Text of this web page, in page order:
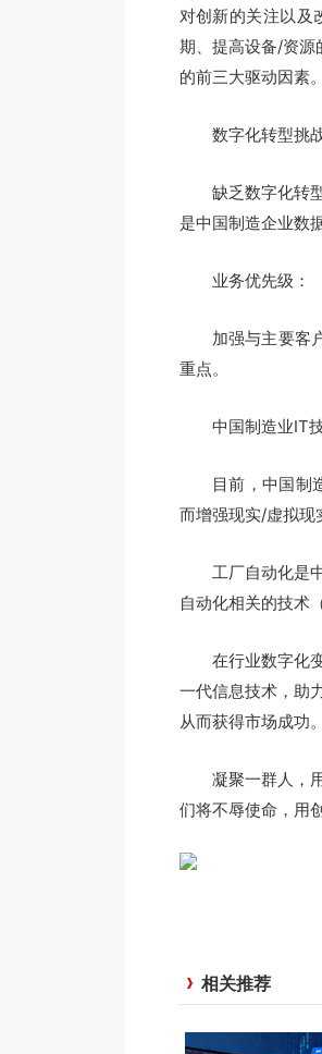
对创新的关注以及
期、提高设备/资源
的前三大驱动因素。
数字化转型挑战
缺乏数字化转型
是中国制造企业数
业务优先级：
加强与主要客户
重点。
中国制造业IT技
目前，中国制造
而增强现实/虚拟现
工厂自动化是中
自动化相关的技术
在行业数字化变
一代信息技术，助
从而获得市场成功。
凝聚一群人，用
们将不辱使命，用
相关推荐